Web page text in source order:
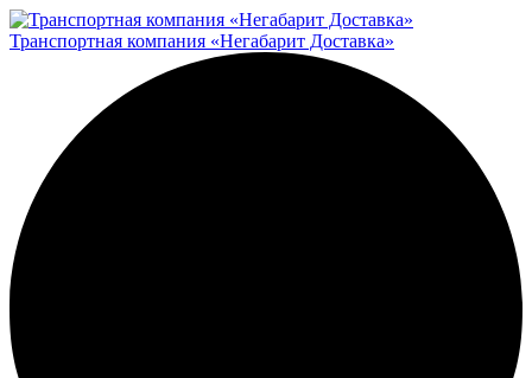
Транспортная компания «Негабарит Доставка»